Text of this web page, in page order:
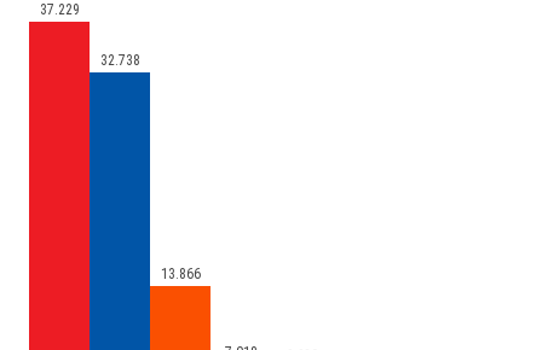
37.229
32.738
13.866